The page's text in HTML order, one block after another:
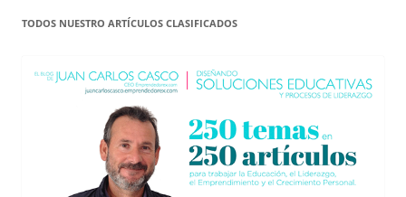
TODOS NUESTRO ARTÍCULOS CLASIFICADOS